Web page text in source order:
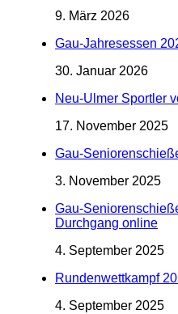
9. März 2026
Gau-Jahresessen
30. Januar 2026
Neu-Ulmer Sportler
17. November 2025
Gau-
3. November 2025
Gau-
Durchgang online
4. September 2025
Rundenwettkampf
4. September 2025